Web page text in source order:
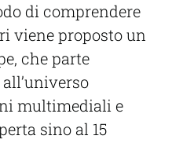
di comprendere
viene proposto un
che parte
multimediali e
sino al 15